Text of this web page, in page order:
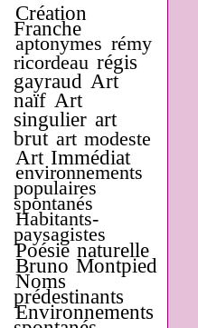
Création
Franche
aptonymes rémy
ricordeau régis
gayraud Art
naïf Art
singulier art
brut art modeste
Art Immédiat
environnements
populaires
spontanés
Habitants-
paysagistes
Poésie naturelle
Bruno Montpied
Noms
prédestinants
Environnements